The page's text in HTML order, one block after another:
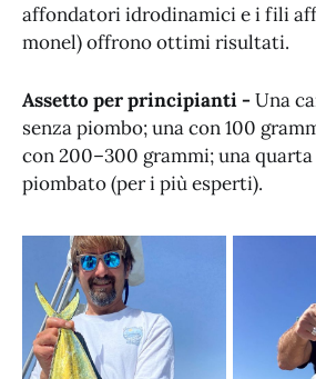
affondatori idrodinamici e i fili
monel) offrono ottimi risultati.
Assetto per principianti -Una
senza piombo; una con 100
con 200–300 grammi; una
piombato (per i più esperti).